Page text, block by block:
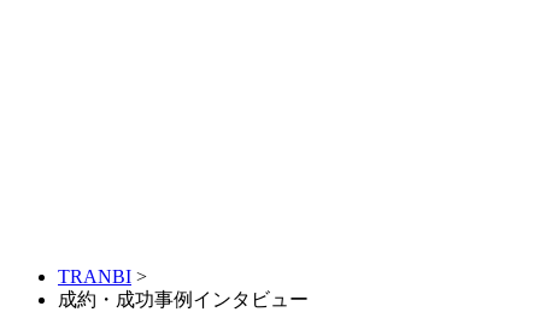
TRANBI >
成約・成功事例インタビュー